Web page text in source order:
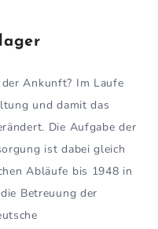
Ankunft? Im Laufe
und damit das
Die Aufgabe der
ist dabei gleich
Abläufe bis 1948 in
Betreuung der